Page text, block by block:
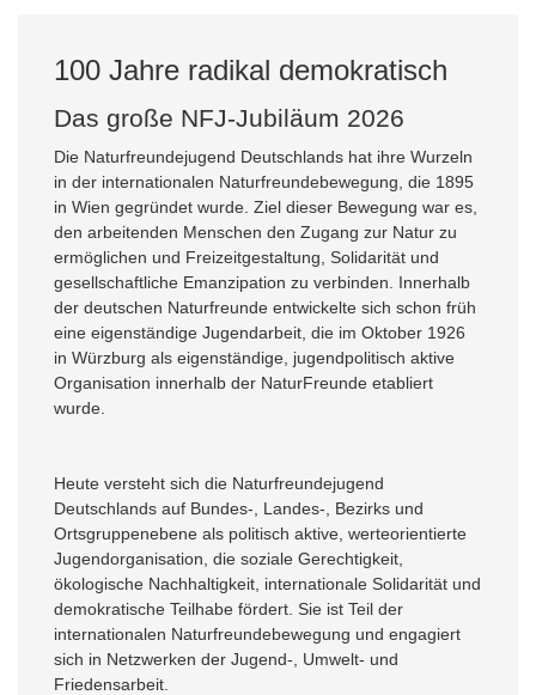
100 Jahre radikal demokratisch
Das große NFJ-Jubiläum 2026
Die Naturfreundejugend Deutschlands hat ihre Wurzeln
in der internationalen Naturfreundebewegung, die 1895
in Wien gegründet wurde. Ziel dieser Bewegung war es,
den arbeitenden Menschen den Zugang zur Natur zu
ermöglichen und Freizeitgestaltung, Solidarität und
gesellschaftliche Emanzipation zu verbinden. Innerhalb
der deutschen Naturfreunde entwickelte sich schon früh
eine eigenständige Jugendarbeit, die im Oktober 1926
in Würzburg als eigenständige, jugendpolitisch aktive
Organisation innerhalb der NaturFreunde etabliert
wurde.
Heute versteht sich die Naturfreundejugend
Deutschlands auf Bundes-, Landes-, Bezirks und
Ortsgruppenebene als politisch aktive, werteorientierte
Jugendorganisation, die soziale Gerechtigkeit,
ökologische Nachhaltigkeit, internationale Solidarität und
demokratische Teilhabe fördert. Sie ist Teil der
internationalen Naturfreundebewegung und engagiert
sich in Netzwerken der Jugend-, Umwelt- und
Friedensarbeit.